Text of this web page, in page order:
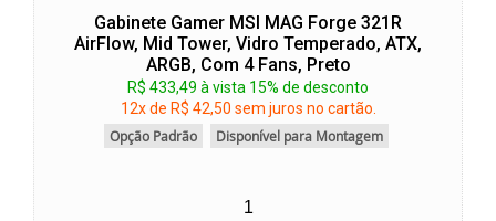
Gabinete Gamer MSI MAG Forge 321R
AirFlow, Mid Tower, Vidro Temperado, ATX,
ARGB, Com 4 Fans, Preto
R$ 433,49 à vista 15% de desconto
12x de R$ 42,50 sem juros no cartão.
Opção Padrão
Disponível para Montagem